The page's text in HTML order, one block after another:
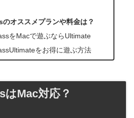
オススメプランや料金は？
をMacで遊ぶならUltimate
をお得に遊ぶ方法
Mac対応？